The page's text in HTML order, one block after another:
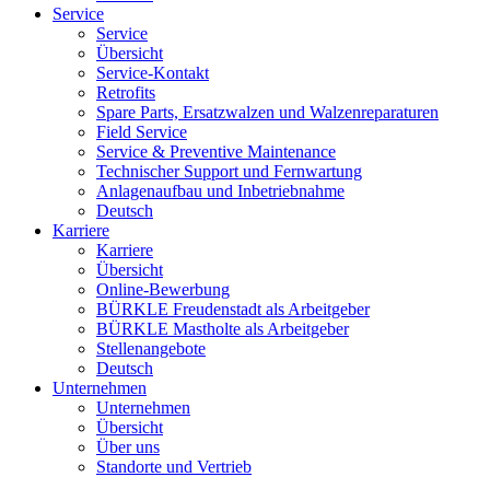
Service
Service
Übersicht
Service-Kontakt
Retrofits
Spare Parts, Ersatzwalzen und Walzenreparaturen
Field Service
Service & Preventive Maintenance
Technischer Support und Fernwartung
Anlagenaufbau und Inbetriebnahme
Deutsch
Karriere
Karriere
Übersicht
Online-Bewerbung
BÜRKLE Freudenstadt als Arbeitgeber
BÜRKLE Mastholte als Arbeitgeber
Stellenangebote
Deutsch
Unternehmen
Unternehmen
Übersicht
Über uns
Standorte und Vertrieb